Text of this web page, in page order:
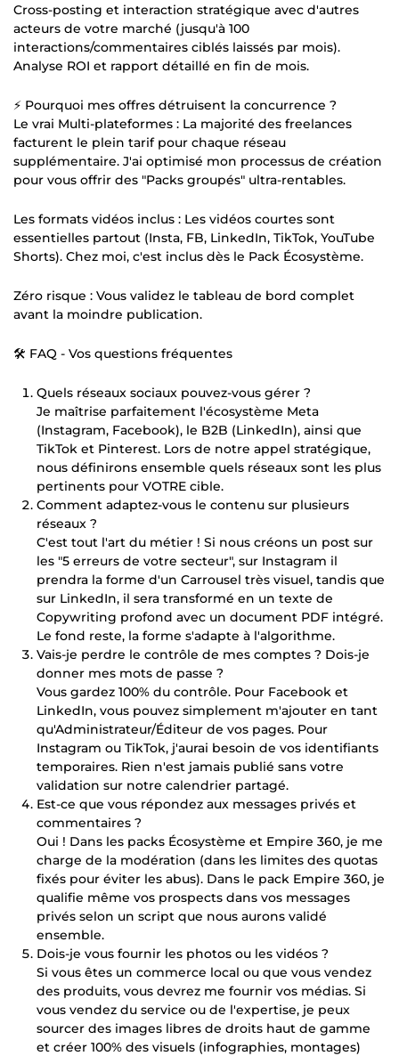
Cross-posting et interaction stratégique avec d'autres
acteurs de votre marché (jusqu'à 100
interactions/commentaires ciblés laissés par mois).
Analyse ROI et rapport détaillé en fin de mois.
⚡ Pourquoi mes offres détruisent la concurrence ?
Le vrai Multi-plateformes : La majorité des freelances
facturent le plein tarif pour chaque réseau
supplémentaire. J'ai optimisé mon processus de création
pour vous offrir des "Packs groupés" ultra-rentables.
Les formats vidéos inclus : Les vidéos courtes sont
essentielles partout (Insta, FB, LinkedIn, TikTok, YouTube
Shorts). Chez moi, c'est inclus dès le Pack Écosystème.
Zéro risque : Vous validez le tableau de bord complet
avant la moindre publication.
🛠️ FAQ - Vos questions fréquentes
Quels réseaux sociaux pouvez-vous gérer ?
Je maîtrise parfaitement l'écosystème Meta
(Instagram, Facebook), le B2B (LinkedIn), ainsi que
TikTok et Pinterest. Lors de notre appel stratégique,
nous définirons ensemble quels réseaux sont les plus
pertinents pour VOTRE cible.
Comment adaptez-vous le contenu sur plusieurs
réseaux ?
C'est tout l'art du métier ! Si nous créons un post sur
les "5 erreurs de votre secteur", sur Instagram il
prendra la forme d'un Carrousel très visuel, tandis que
sur LinkedIn, il sera transformé en un texte de
Copywriting profond avec un document PDF intégré.
Le fond reste, la forme s'adapte à l'algorithme.
Vais-je perdre le contrôle de mes comptes ? Dois-je
donner mes mots de passe ?
Vous gardez 100% du contrôle. Pour Facebook et
LinkedIn, vous pouvez simplement m'ajouter en tant
qu'Administrateur/Éditeur de vos pages. Pour
Instagram ou TikTok, j'aurai besoin de vos identifiants
temporaires. Rien n'est jamais publié sans votre
validation sur notre calendrier partagé.
Est-ce que vous répondez aux messages privés et
commentaires ?
Oui ! Dans les packs Écosystème et Empire 360, je me
charge de la modération (dans les limites des quotas
fixés pour éviter les abus). Dans le pack Empire 360, je
qualifie même vos prospects dans vos messages
privés selon un script que nous aurons validé
ensemble.
Dois-je vous fournir les photos ou les vidéos ?
Si vous êtes un commerce local ou que vous vendez
des produits, vous devrez me fournir vos médias. Si
vous vendez du service ou de l'expertise, je peux
sourcer des images libres de droits haut de gamme
et créer 100% des visuels (infographies, montages)